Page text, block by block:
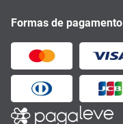
Formas de pagamento